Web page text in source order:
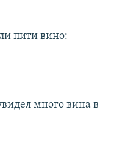
пити вино:
много вина в